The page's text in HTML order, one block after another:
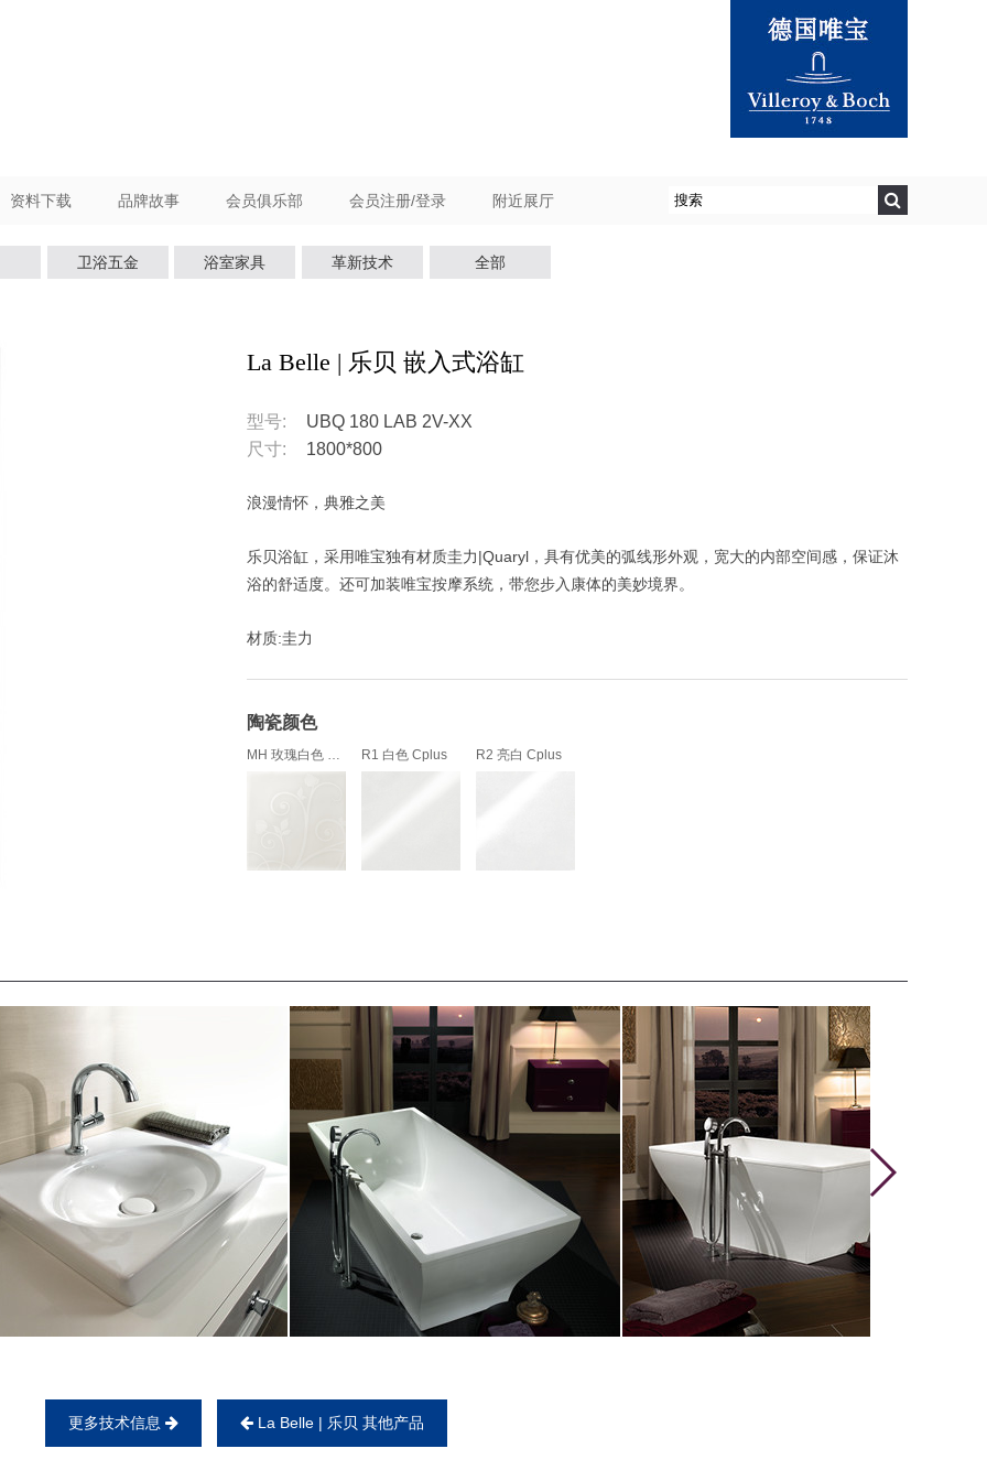
资料下载 品牌故事 会员俱乐部 会员注册/登录 附近展厅
卫浴五金 浴室家具 革新技术 全部
La Belle | 乐贝 嵌入式浴缸
型号:
UBQ 180 LAB 2V-XX
尺寸:
1800*800
浪漫情怀，典雅之美
乐贝浴缸，采用唯宝独有材质圭力|Quaryl，具有优美的弧线形外观，宽大的内部空间感，保证沐
浴的舒适度。还可加装唯宝按摩系统，带您步入康体的美妙境界。
材质:圭力
陶瓷颜色
MH 玫瑰白色 Cplus R1 白色 Cplus R2 亮白 Cplus
更多技术信息 La Belle | 乐贝 其他产品